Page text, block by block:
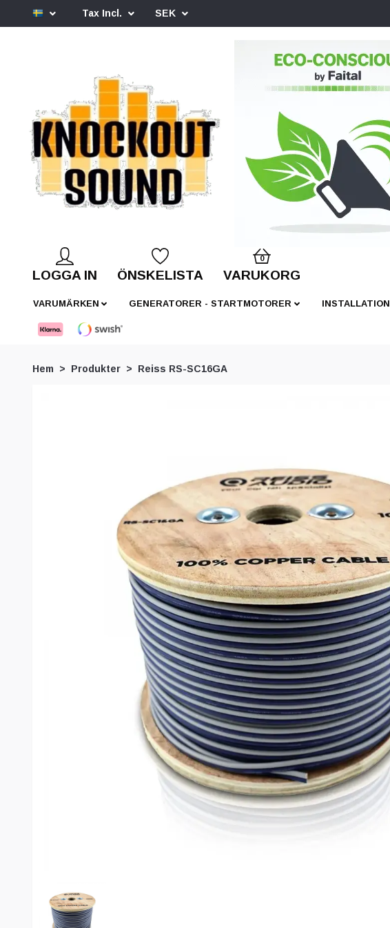
Tax Incl. SEK
LOGGA IN ÖNSKELISTA
0
VARUKORG
VARUMÄRKEN GENERATORER - STARTMOTORER INSTALLATION
Hem Produkter Reiss RS-SC16GA